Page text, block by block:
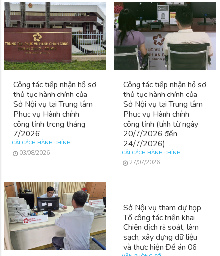
Công tác tiếp nhận hồ sơ
thủ tục hành chính của
Sở Nội vụ tại Trung tâm
Phục vụ Hành chính
công tỉnh trong tháng
7/2026
CẢI CÁCH HÀNH CHÍNH
03/08/2026
Công tác tiếp nhận hồ sơ
thủ tục hành chính của
Sở Nội vụ tại Trung tâm
Phục vụ Hành chính
công tỉnh (tính từ ngày
20/7/2026 đến
24/7/2026)
CẢI CÁCH HÀNH CHÍNH
27/07/2026